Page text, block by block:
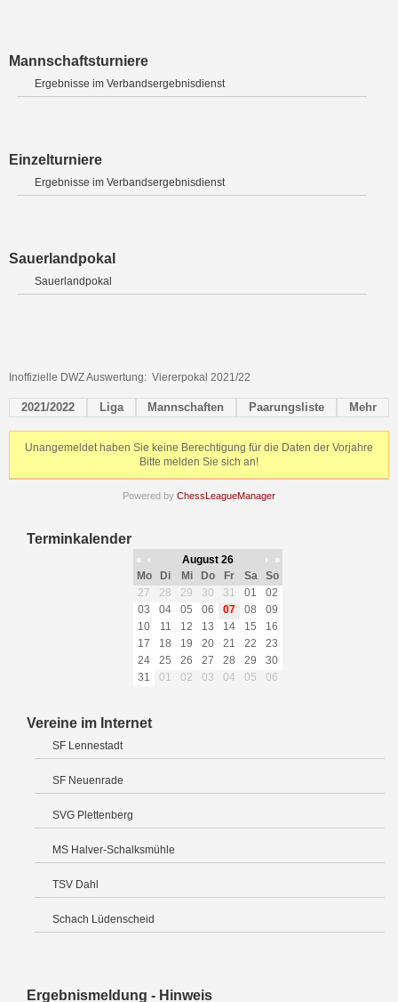
Mannschaftsturniere
Ergebnisse im Verbandsergebnisdienst
Einzelturniere
Ergebnisse im Verbandsergebnisdienst
Sauerlandpokal
Sauerlandpokal
Inoffizielle DWZ Auswertung: Viererpokal 2021/22
2021/2022 Liga Mannschaften Paarungsliste Mehr
Unangemeldet haben Sie keine Berechtigung für die Daten der Vorjahre
Bitte melden Sie sich an!
Powered by ChessLeagueManager
Terminkalender
« ‹ August 26 ›
»
Mo
Di Mi Do Fr Sa
So
27
28 29 30 31 01
02
03
04 05 06 07 08
09
10
11 12 13 14 15
16
17
18 19 20 21 22
23
24
25 26 27 28 29
30
31
01 02 03 04 05 06
Vereine im Internet
SF Lennestadt
SF Neuenrade
SVG Plettenberg
MS Halver-Schalksmühle
TSV Dahl
Schach Lüdenscheid
Ergebnismeldung - Hinweis